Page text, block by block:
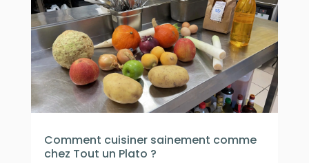
Comment cuisiner sainement comme
chez Tout un Plato ?